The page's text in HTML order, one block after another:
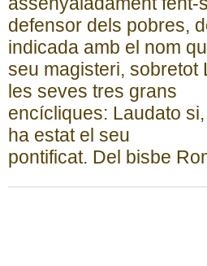
defensor dels pobres,
indicada amb el nom
seu magisteri, sobretot
les seves tres grans
encícliques: Laudato
ha estat el seu
pontificat. Del bisbe